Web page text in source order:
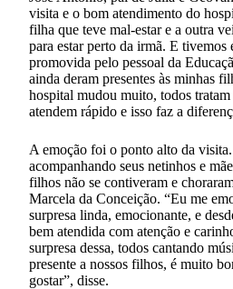
visita e o bom atendimento do
filha que teve mal-estar e a outra
para estar perto da irmã. E tivemos
promovida pelo pessoal da
ainda deram presentes às minhas
hospital mudou muito, todos tratam
atendem rápido e isso faz a
A emoção foi o ponto alto da
acompanhando seus netinhos e
filhos não se contiveram e
Marcela da Conceição. “Eu me
surpresa linda, emocionante, e
bem atendida com atenção e
surpresa dessa, todos cantando
presente a nossos filhos, é muito
gostar”, disse.